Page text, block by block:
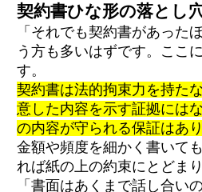
契約書ひな形の落とし
「それでも契約書があった
う方も多いはずです。ここ
す。
契約書は法的拘束力を持た
意した内容を示す証拠には
の内容が守られる保証はあり
金額や頻度を細かく書いて
れば紙の上の約束にとどまり
「書面はあくまで話し合い